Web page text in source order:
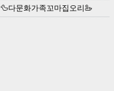
🦆다문화가족꼬마집오리🦢